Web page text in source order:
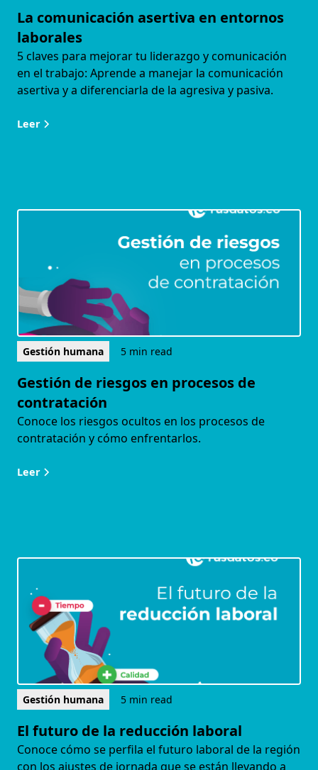
La comunicación asertiva en entornos
laborales
5 claves para mejorar tu liderazgo y comunicación
en el trabajo: Aprende a manejar la comunicación
asertiva y a diferenciarla de la agresiva y pasiva.
Leer
Gestión humana 5 min read
Gestión de riesgos en procesos de
contratación
Conoce los riesgos ocultos en los procesos de
contratación y cómo enfrentarlos.
Leer
Gestión humana 5 min read
El futuro de la reducción laboral
Conoce cómo se perfila el futuro laboral de la región
con los ajustes de jornada que se están llevando a